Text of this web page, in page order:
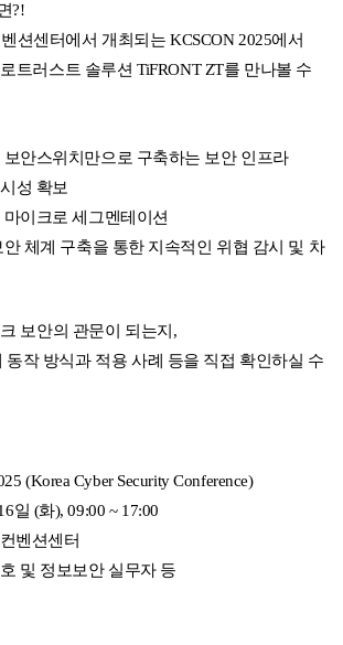
?!
션센터에서 개최되는 KCSCON 2025에서
트러스트 솔루션 TiFRONT ZT를 만나볼 수
안스위치만으로 구축하는 보안 인프라
성 확보
이크로 세그멘테이션
체계 구축을 통한 지속적인 위협 감시 및 차
보안의 관문이 되는지,
동작 방식과 적용 사례 등을 직접 확인하실 수
(Korea Cyber Security Conference)
일 (화), 09:00 ~ 17:00
벤션센터
및 정보보안 실무자 등